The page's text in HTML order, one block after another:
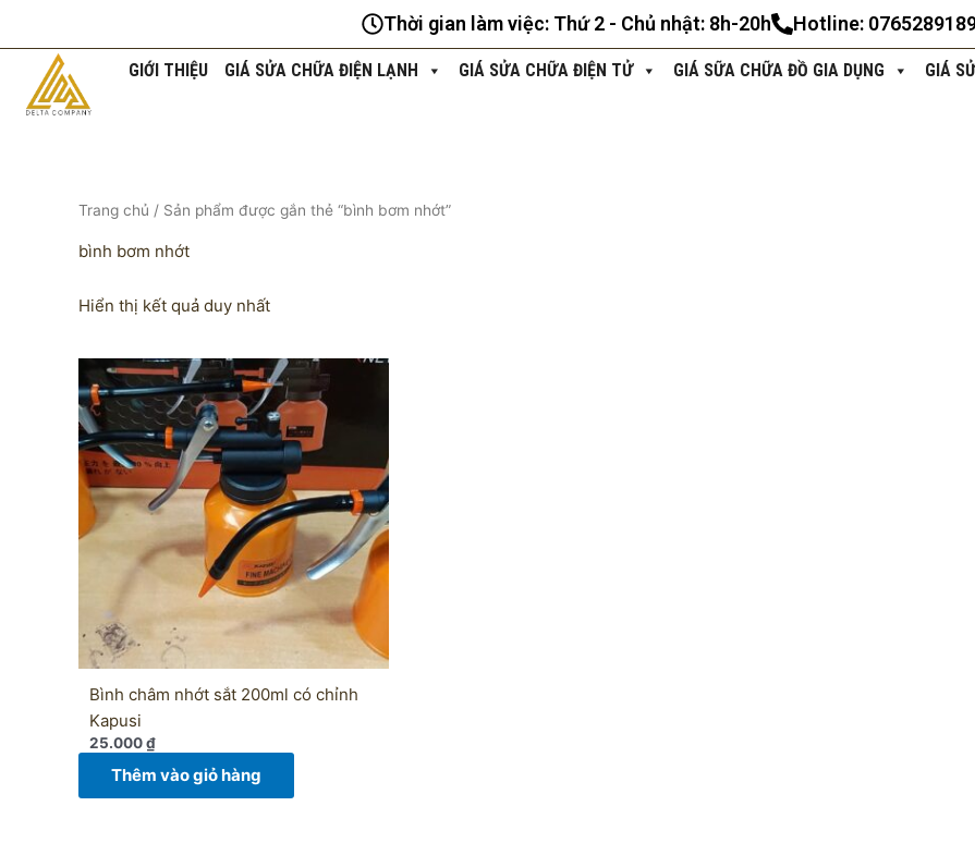
dung
Thời gian làm việc: Thứ 2 - Chủ nhật: 8h-20h Hotline:
GIỚI THIỆU GIÁ SỬA CHỮA ĐIỆN LẠNH GIÁ SỬA CHỮA ĐIỆN TỬ GIÁ SỮA CHỮA ĐỒ GIA DỤNG GIÁ
Trang chủ / Sản phẩm được gắn thẻ “bình bơm nhớt”
bình bơm nhớt
Hiển thị kết quả duy nhất
Bình châm nhớt sắt 200ml có chỉnh
Kapusi
25.000₫
Thêm vào giỏ hàng